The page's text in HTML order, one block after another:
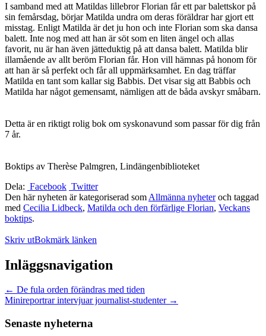
I samband med att Matildas lillebror Florian får ett par balettskor på
sin femårsdag, börjar Matilda undra om deras föräldrar har gjort ett
misstag. Enligt Matilda är det ju hon och inte Florian som ska dansa
balett. Inte nog med att han är söt som en liten ängel och allas
favorit, nu är han även jätteduktig på att dansa balett. Matilda blir
illamående av allt beröm Florian får. Hon vill hämnas på honom för
att han är så perfekt och får all uppmärksamhet. En dag träffar
Matilda en tant som kallar sig Babbis. Det visar sig att Babbis och
Matilda har något gemensamt, nämligen att de båda avskyr småbarn.
Detta är en riktigt rolig bok om syskonavund som passar för dig från
7 år.
Boktips av Therèse Palmgren, Lindängenbiblioteket
Dela: Facebook Twitter
Den här nyheten är kategoriserad som Allmänna nyheteroch taggad
med Cecilia Lidbeck, Matilda och den förfärlige Florian, Veckans
boktips.
Skriv utBokmärk länken
Inläggsnavigation
← De fula orden förändras med tiden
Minireportrar intervjuar journalist-studenter →
Senaste nyheterna